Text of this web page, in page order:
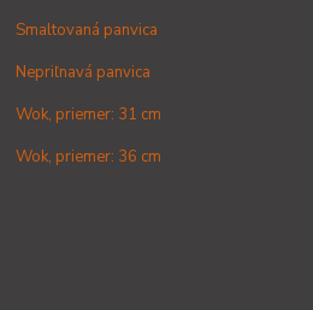
Smaltovaná panvica
Nepriľnavá panvica
Wok, priemer: 31 cm
Wok, priemer: 36 cm